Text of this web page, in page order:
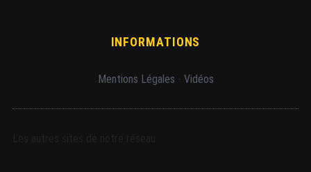
INFORMATIONS
Mentions Légales Vidéos